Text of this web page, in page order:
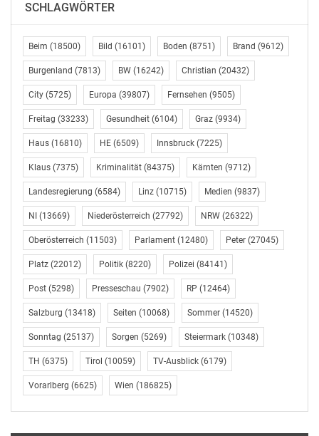
Angaben zum Emittenten:
Name: European Lithium Limited
——————————————————————————–
Angaben zum Geschäft:
ISIN: AU000000EUR7
Beschreibung des Finanzinstruments: Voll eingezahlte
Stammaktien Geschäftsart: Kauf
Datum: 22.01.2019; UTC+01:00
Handelsplatz: Außerbörsliches Geschäft
Währung: Euro
Preis Volumen
AUD 0,085 2.000.000
Gesamtvolumen: 2.000.000
Gesamtpreis: AUD 170,000
Durchschnittspreis: AUD 0,085
SCHLAGWÖRTER
Beim (18500) Bild (16101) Boden (8751) Brand (9612)
Burgenland (7813) BW (16242) Christian (20432)
City (5725) Europa (39807) Fernsehen (9505)
Freitag (33233) Gesundheit (6104) Graz (9934)
Haus (16810) HE (6509) Innsbruck (7225)
Klaus (7375) Kriminalität (84375) Kärnten (9712)
Landesregierung (6584) Linz (10715) Medien (9837)
NI (13669) Niederösterreich (27792) NRW (26322)
Oberösterreich (11503) Parlament (12480) Peter (27045)
Platz (22012) Politik (8220) Polizei (84141)
Post (5298) Presseschau (7902) RP (12464)
Salzburg (13418) Seiten (10068) Sommer (14520)
Sonntag (25137) Sorgen (5269) Steiermark (10348)
TH (6375) Tirol (10059) TV-Ausblick (6179)
Vorarlberg (6625) Wien (186825)